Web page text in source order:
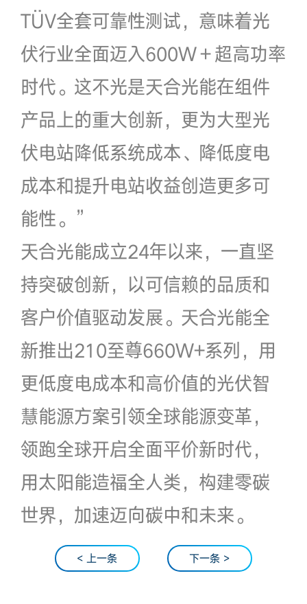
TÜV全套可靠性测试，意味着光
伏行业全面迈入600W＋超高功率
时代。这不光是天合光能在组件
产品上的重大创新，更为大型光
伏电站降低系统成本、降低度电
成本和提升电站收益创造更多可
能性。”
天合光能成立24年以来，一直坚
持突破创新，以可信赖的品质和
客户价值驱动发展。天合光能全
新推出210至尊660W+系列，用
更低度电成本和高价值的光伏智
慧能源方案引领全球能源变革，
领跑全球开启全面平价新时代，
用太阳能造福全人类，构建零碳
世界，加速迈向碳中和未来。
< 上一条 下一条 >